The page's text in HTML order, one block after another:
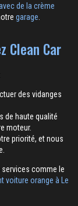
de la crème
garage
Clean Car
des vidanges
de haute qualité
moteur.
priorité, et nous
comme le
voiture orange à Le